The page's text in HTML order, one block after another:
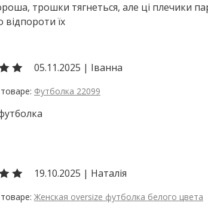
трошки тягнеться, але ці плечики
їх
05.11.2025 | Іванна
Футболка 22099
19.10.2025 | Наталія
Женская oversize футболка белого цвета